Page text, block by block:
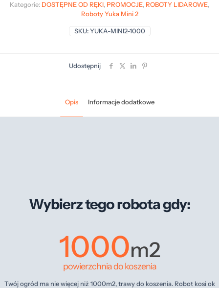
SKU:YUKA-MINI2-1000
Kategorie: DOSTĘPNE OD RĘKI, PROMOCJE, ROBOTY LIDAROWE,
Roboty Yuka Mini 2
Udostępnij
Opis Informacje dodatkowe
Wybierz tego robota gdy:
1000m2
powierzchnia do koszenia
Twój ogród ma nie więcej niż 1000m2, trawy do koszenia. Robot kosi ok